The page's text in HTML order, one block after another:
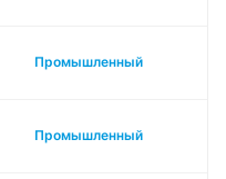
Промышленный
Промышленный